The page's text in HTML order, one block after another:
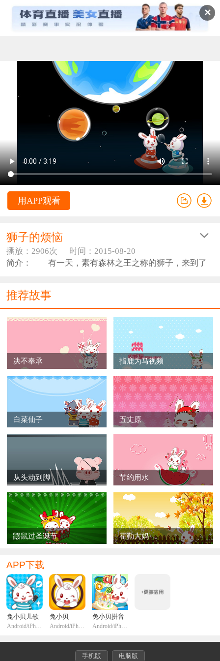
✕
用APP观看
狮子的烦恼
播放：2906次
时间：2015-08-20
简介： 有一天，素有森林之王之称的狮子，来到了
林。
天神听了，微笑地问：但是这不是你今天来找我的
目的吧！看起来你似乎为了某事而困扰呢！
狮子轻轻吼了一声，说：天神真是了解我啊！我今
天来的确是有事相求。因为尽管我的能力再好，但是每
天鸡鸣的时候，我总是会被鸡鸣声给吓醒。神啊！祈求
您，再赐给我一个力量，让我不再被鸡鸣声给吓醒吧！
天神笑道：你去找大象吧，它会给你一个满意的答
复的。
狮子兴匆匆地跑到湖边找大象，还没见到大象，就
听到大象跺脚所发出的砰砰响声。狮子加速地跑向大
象，却看到大象正气呼呼地直跺脚。
狮子问大象：你干嘛发这么大的脾气？
大象拼命摇晃着大耳朵，吼着：有只讨厌的小蚊
子，总想钻进我的耳朵里，害我都快痒死了。
狮子离开了大象，心里暗自想着：原来体型这么巨
大的大象，还会怕那么瘦小的蚊子，那我还有什么好抱
怨呢？毕竟鸡鸣也不过一天一次，而蚊子却是无时无刻
地骚扰着大象。这样想来，我可比他幸运多了。
狮子一边走，一边回头看着仍在跺脚的大象，心
想：天神要我来看看大象的情况，应该就是想告诉我，
谁都会遇上麻烦事，而它并无法帮助所有人。既然如
此，那我只好靠自己了！反正以后只要鸡鸣时，我就当
推荐故事
决不奉承 指鹿为马视频
白菜仙子 五丈原
从头动到脚 节约用水
鼹鼠过圣诞节 霍勒大妈
APP下载
兔小贝儿歌
Android/iPhone/iPadi
兔小贝
Android/iPhone/iPadi
兔小贝拼音
Android/iPhone/iPadi
手机版 电脑版